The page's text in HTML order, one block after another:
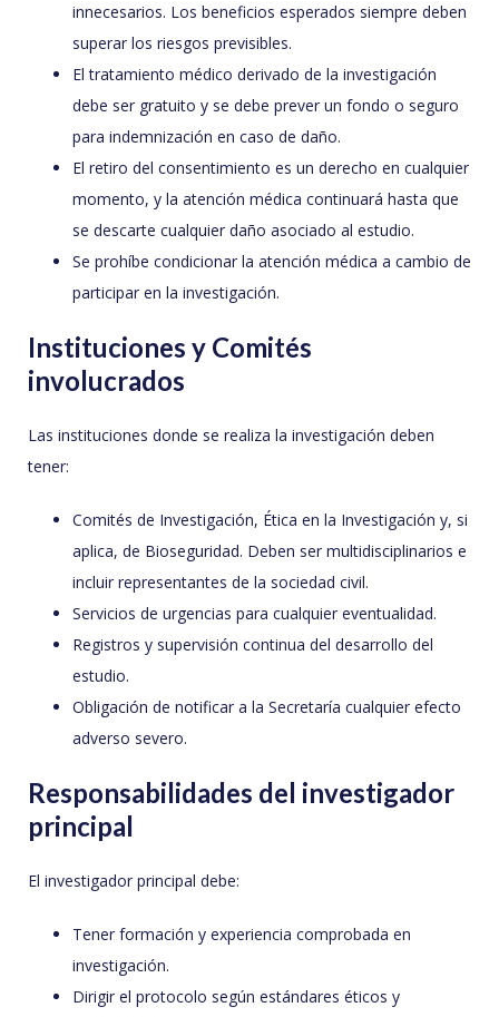
innecesarios. Los beneficios esperados siempre deben
superar los riesgos previsibles.
El tratamiento médico derivado de la investigación
debe ser gratuito y se debe prever un fondo o seguro
para indemnización en caso de daño.
El retiro del consentimiento es un derecho en cualquier
momento, y la atención médica continuará hasta que
se descarte cualquier daño asociado al estudio.
Se prohíbe condicionar la atención médica a cambio de
participar en la investigación.
Instituciones y Comités
involucrados
Las instituciones donde se realiza la investigación deben
tener:
Comités de Investigación, Ética en la Investigación y, si
aplica, de Bioseguridad. Deben ser multidisciplinarios e
incluir representantes de la sociedad civil.
Servicios de urgencias para cualquier eventualidad.
Registros y supervisión continua del desarrollo del
estudio.
Obligación de notificar a la Secretaría cualquier efecto
adverso severo.
Responsabilidades del investigador
principal
El investigador principal debe:
Tener formación y experiencia comprobada en
investigación.
Dirigir el protocolo según estándares éticos y